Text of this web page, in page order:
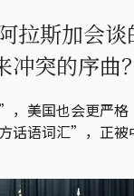
拉斯加会
冲突的序曲？
，美国也会更严
话语词汇”，正被